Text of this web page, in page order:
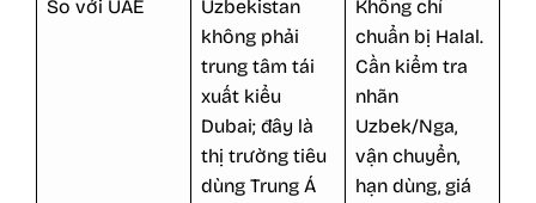
So với UAE
Uzbekistan
không phải
trung tâm tái
xuất kiểu
Dubai; đây là
thị trường tiêu
dùng Trung Á
Không chỉ
chuẩn bị Halal.
Cần kiểm tra
nhãn
Uzbek/Nga,
vận chuyển,
hạn dùng, giá